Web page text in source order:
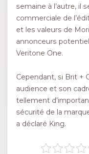
semaine à l’autre, il
commerciale de
et les valeurs de
annonceurs
Veritone One.
Cependant, si Brit +
audience et son
tellement
sécurité de la
a déclaré King.